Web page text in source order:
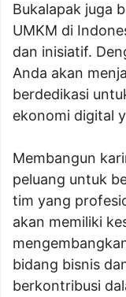
Bukalapak juga
UMKM di
dan inisiatif.
Anda akan
berdedikasi
ekonomi digital
Membangun
peluang untuk
tim yang
akan memiliki
bidang bisnis
berkontribusi